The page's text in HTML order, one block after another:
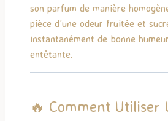
son parfum de manière
pièce d’une odeur fruitée et
instantanément de bonne
entêtante.
🔥 Comment Utiliser